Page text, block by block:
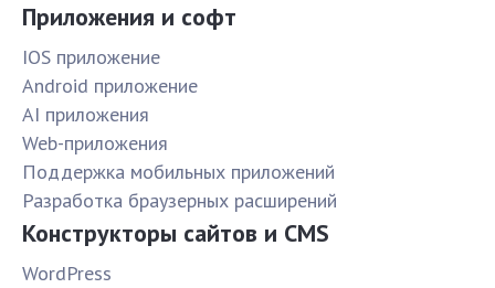
Приложения и софт
IOS приложение
Android приложение
AI приложения
Web-приложения
Поддержка мобильных приложений
Разработка браузерных расширений
Конструкторы сайтов и CMS
WordPress